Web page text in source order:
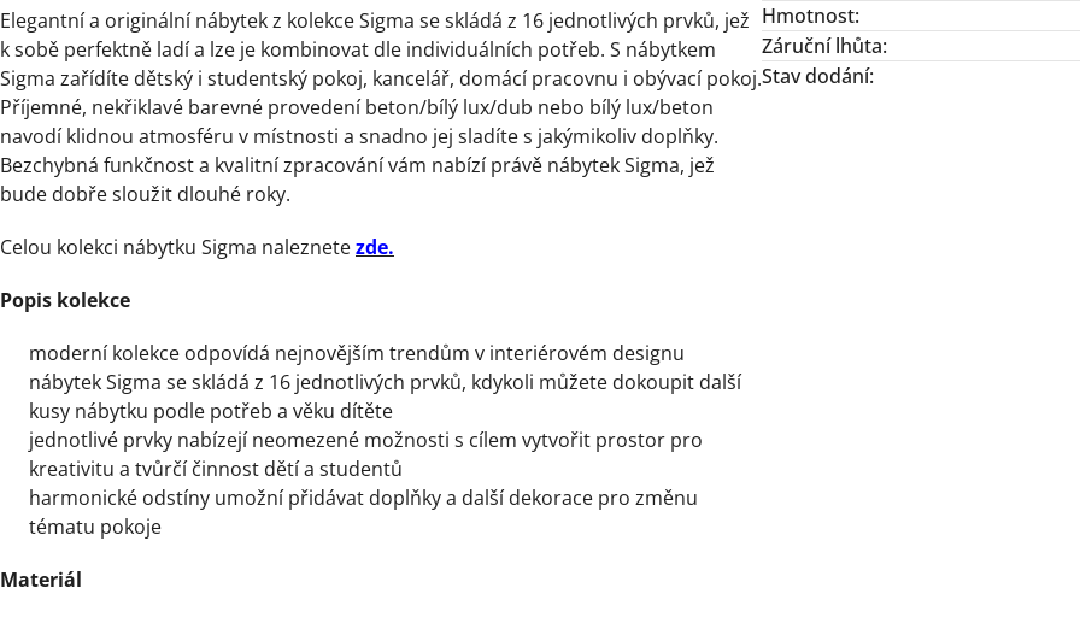
Elegantní a originální nábytek z kolekce Sigma se skládá z 16 jednotlivých prvků, jež
k sobě perfektně ladí a lze je kombinovat dle individuálních potřeb. S nábytkem
Sigma zařídíte dětský i studentský pokoj, kancelář, domácí pracovnu i obývací pokoj.
Příjemné, nekřiklavé barevné provedení beton/bílý lux/dub nebo bílý lux/beton
navodí klidnou atmosféru v místnosti a snadno jej sladíte s jakýmikoliv doplňky.
Bezchybná funkčnost a kvalitní zpracování vám nabízí právě nábytek Sigma, jež
bude dobře sloužit dlouhé roky.
Celou kolekci nábytku Sigma naleznetezde.
Popis kolekce
moderní kolekce odpovídá nejnovějším trendům v interiérovém designu
nábytek Sigma se skládá z 16 jednotlivých prvků, kdykoli můžete dokoupit další
kusy nábytku podle potřeb a věku dítěte
jednotlivé prvky nabízejí neomezené možnosti s cílem vytvořit prostor pro
kreativitu a tvůrčí činnost dětí a studentů
harmonické odstíny umožní přidávat doplňky a další dekorace pro změnu
tématu pokoje
Materiál
Hmotnost:
Záruční lhůta:
Stav dodání: